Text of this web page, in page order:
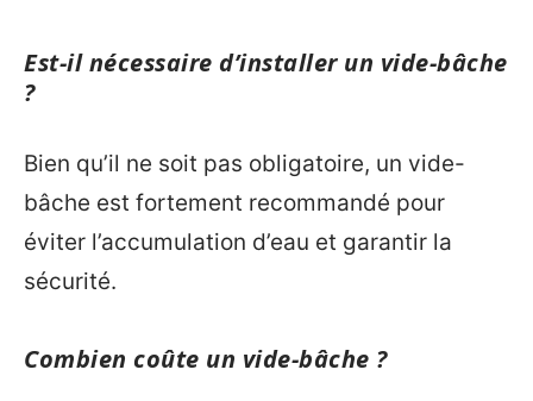
Est-il nécessaire d’installer un vide-bâche
?
Bien qu’il ne soit pas obligatoire, un vide-
bâche est fortement recommandé pour
éviter l’accumulation d’eau et garantir la
sécurité.
Combien coûte un vide-bâche ?